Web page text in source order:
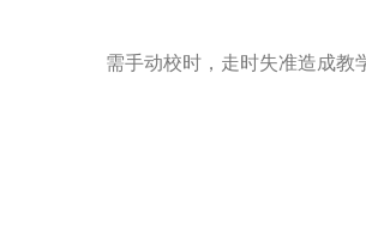
需手动校时，走时失准造成教